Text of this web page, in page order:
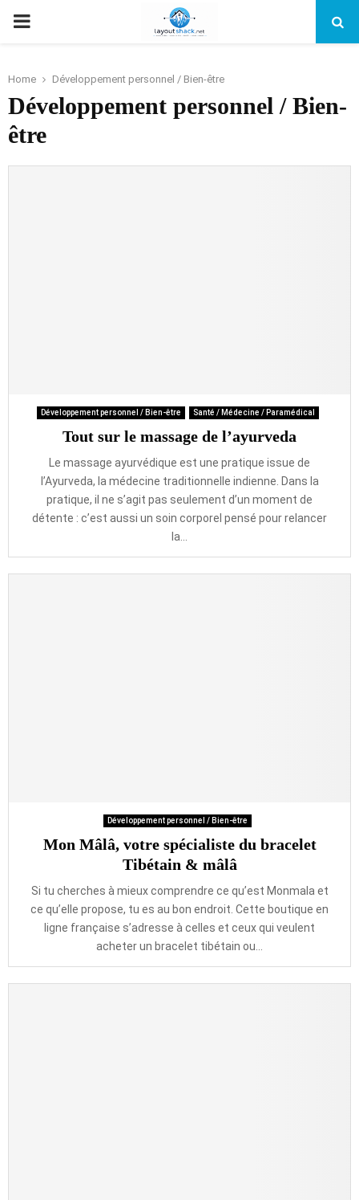
PRIMARY
Home Développement personnel / Bien-être
Développement personnel / Bien-
être
Développement personnel / Bien-être Santé / Médecine / Paramédical
Tout sur le massage de l’ayurveda
Le massage ayurvédique est une pratique issue de
l’Ayurveda, la médecine traditionnelle indienne. Dans la
pratique, il ne s’agit pas seulement d’un moment de
détente : c’est aussi un soin corporel pensé pour relancer
la...
Développement personnel / Bien-être
Mon Mâlâ, votre spécialiste du bracelet
Tibétain & mâlâ
Si tu cherches à mieux comprendre ce qu’est Monmala et
ce qu’elle propose, tu es au bon endroit. Cette boutique en
ligne française s’adresse à celles et ceux qui veulent
acheter un bracelet tibétain ou...